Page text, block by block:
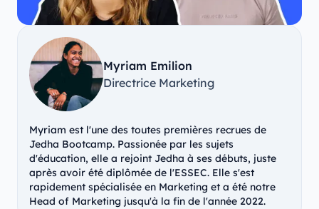
Myriam Emilion
Directrice Marketing
Myriam est l'une des toutes premières recrues de
Jedha Bootcamp. Passionée par les sujets
d'éducation, elle a rejoint Jedha à ses débuts, juste
après avoir été diplômée de l'ESSEC. Elle s'est
rapidement spécialisée en Marketing et a été notre
Head of Marketing jusqu'à la fin de l'année 2022.